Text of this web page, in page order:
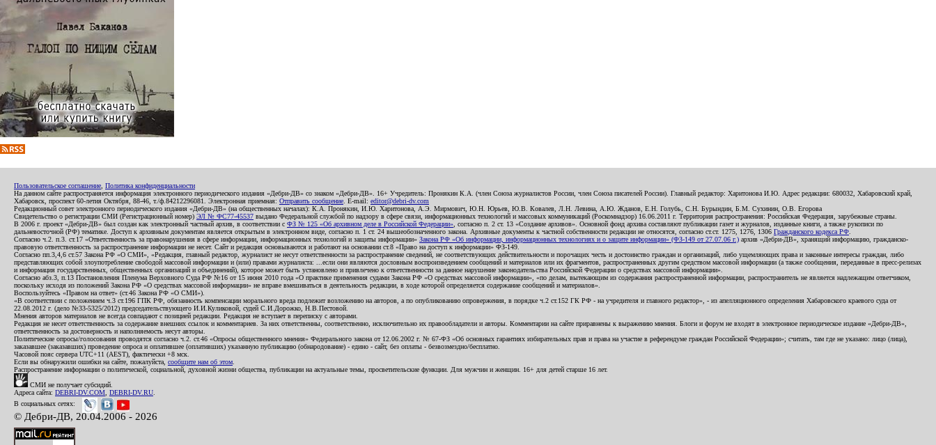
Пользовательское соглашение Политика конфиденциальности
На данном сайте распространяется информация электронного периодического издания «Дебри-ДВ» со знаком «Дебри-ДВ». 16+ Учредитель: Пронякин К.А. (член Союза журналистов России, член Союза писателей России). Главный редактор: Харитонова И.Ю. Адрес редакции: 680032, Хабаровский край,
Хабаровск, проспект 60-летия Октября, 88-46, т./ф.84212296081. Электронная приемная: Отправить сообщение . E-mail: editor@debri-dv.com
Редакционный совет электронного периодического издания «Дебри-ДВ» (на общественных началах): К.А. Пронякин, И.Ю. Харитонова, А.Э. Мирмович, Ю.Н. Юрьев, Ю.В. Ковалев, Л.Н. Левина, А.Ю. Жданов, Е.Н. Голубь, С.Н. Бурындин, Б.М. Сухинин, О.В. Егорова
Свидетельство о регистрации СМИ (Регистрационный номер) ЭЛ № ФС77-45537 выдано Федеральной службой по надзору в сфере связи, информационных технологий и массовых коммуникаций (Роскомнадзор) 16.06.2011 г. Территория распространения: Российская Федерация, зарубежные страны.
В 2006 г. проект «Дебри-ДВ» был создан как электронный частный архив, в соответствии с ФЗ № 125 «Об архивном деле в Российской Федерации» , согласно п. 2 ст. 13 «Создание архивов». Основной фонд архива составляют публикации газет и журналов, изданные книги, а также рукописи по
дальневосточной (РФ) тематике. Доступ к архивным документам является открытым в электронном виде, согласно п. 1 ст. 24 вышеобозначенного закона. Архивные документы к частной собственности редакции не относятся, согласно ст.ст. 1275, 1276, 1306 Гражданского кодекса РФ
Согласно ч.2. п.3. ст.17 «Ответственность за правонарушения в сфере информации, информационных технологий и защиты информации» Закона РФ «Об информации, информационных технологиях и о защите информации» (ФЗ-149 от 27.07.06 г.) архив «Дебри-ДВ», хранящий информацию, гражданско-
правовую ответственность за распространение информации не несет. Сайт и редакция основываются и работают на основании ст.8 «Право на доступ к информации» ФЗ-149.
Согласно пп.3,4,6 ст.57 Закона РФ «О СМИ», «Редакция, главный редактор, журналист не несут ответственности за распространение сведений, не соответствующих действительности и порочащих честь и достоинство граждан и организаций, либо ущемляющих права и законные интересы граждан, либо
представляющих собой злоупотребление свободой массовой информации и (или) правами журналиста: ...если они являются дословным воспроизведением сообщений и материалов или их фрагментов, распространенных другим средством массовой информации (а также сообщения, переданные в пресс-релизах
и информация государственных, общественных организаций и объединений), которое может быть установлено и привлечено к ответственности за данное нарушение законодательства Российской Федерации о средствах массовой информации».
Согласно абз.3, п.13 Постановления Пленума Верховного Суда РФ №16 от 15 июня 2010 года «О практике применения судами Закона РФ «О средствах массовой информации», «по делам, вытекающим из содержания распространенной информации, распространитель не является надлежащим ответчиком,
поскольку исходя из положений Закона РФ «О средствах массовой информации» не вправе вмешиваться в деятельность редакции, в ходе которой определяется содержание сообщений и материалов».
Воспользуйтесь «Правом на ответ» (ст.46 Закона РФ «О СМИ»).
«В соответствии с положением ч.3 ст.196 ГПК РФ, обязанность компенсации морального вреда подлежит возложению на авторов, а по опубликованию опровержения, в порядке ч.2 ст.152 ГК РФ - на учредителя и главного редактор», - из апелляционного определения Хабаровского краевого суда от
22.08.2012 г. (дело №33-5325/2012) председательствующего И.И.Куликовой, судей С.И.Дорожко, Н.В.Пестовой.
Мнения авторов материалов не всегда совпадают с позицией редакции. Редакция не вступает в переписку с авторами.
Редакция не несет ответственность за содержание внешних ссылок и комментариев. За них ответственны, соответственно, исключительно их правообладатели и авторы. Комментарии на сайте приравнены к выражению мнения. Блоги и форум не входят в электронное периодическое издание «Дебри-ДВ»,
ответственность за достоверность и наполняемость несут авторы.
Политические опросы/голосования проводятся согласно ч.2. ст.46 «Опросы общественного мнения» Федерального закона от 12.06.2002 г. № 67-ФЗ «Об основных гарантиях избирательных прав и права на участие в референдуме граждан Российской Федерации»; считать, там где не указано: лицо (лица),
заказавшее (заказавших) проведение опроса и оплатившее (оплативших) указанную публикацию (обнародование) - едино - сайт, без оплаты - безвозмездно/бесплатно.
Часовой пояс сервера UTC+11 (AEST), фактически +8 мск.
Если вы обнаружили ошибки на сайте, пожалуйста, сообщите нам об этом
Распространение информации о политической, социальной, духовной жизни общества, публикации на актуальные темы, просветительские функции. Для мужчин и женщин. 16+ для детей старше 16 лет.
СМИ не получает субсидий.
Адреса сайта: DEBRI-DV.COM DEBRI-DV.RU
В социальных сетях:
© Дебри-ДВ, 20.04.2006 - 2026